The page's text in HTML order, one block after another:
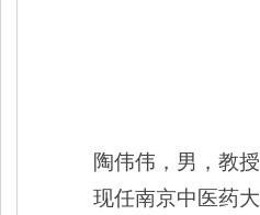
陶伟伟，男，教
现任南京中医药